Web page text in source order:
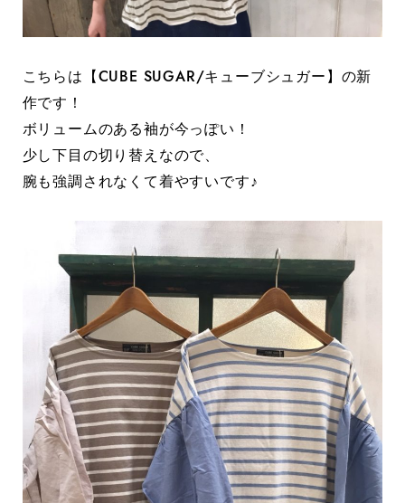
こちらは【CUBE SUGAR/キューブシュガー】の新
作です！
ボリュームのある袖が今っぽい！
少し下目の切り替えなので、
腕も強調されなくて着やすいです♪